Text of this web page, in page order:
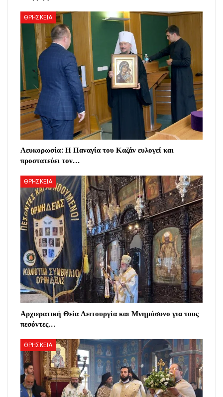
ΘΡΗΣΚΕΙΑ
Λευκορωσία: Η Παναγία του Καζάν ευλογεί και
προστατεύει τον…
ΘΡΗΣΚΕΙΑ
Αρχιερατική Θεία Λειτουργία και Μνημόσυνο για τους
πεσόντες…
ΘΡΗΣΚΕΙΑ